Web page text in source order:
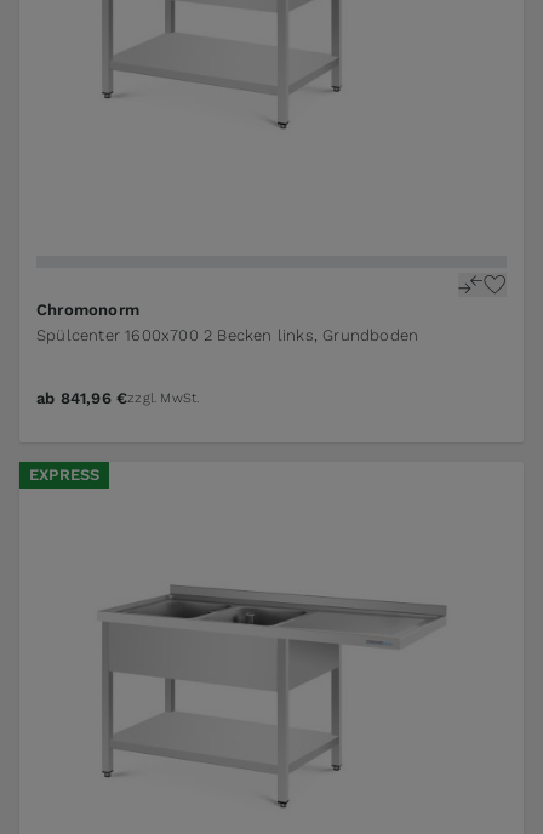
Chromonorm
Spülcenter 1600x700 2 Becken links, Grundboden
ab 841,96 €zzgl. MwSt.
EXPRESS